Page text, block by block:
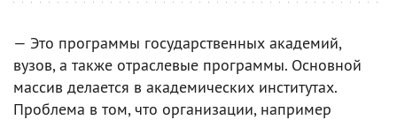
— Это программы государственных академий,
вузов, а также отраслевые программы. Основной
массив делается в академических институтах.
Проблема в том, что организации, например